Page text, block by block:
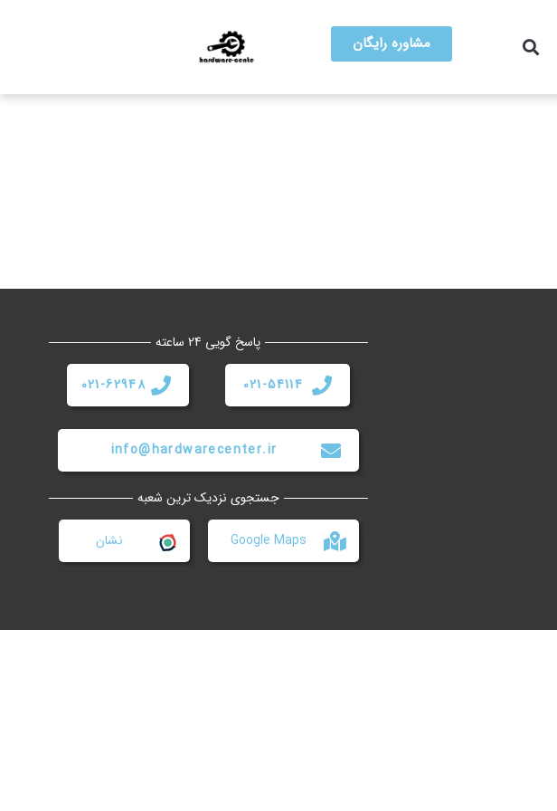
مشاوره رایگان
پاسخ گویی 24 ساعته
021-54114
021-62948
info@hardwarecenter.ir
جستجوی نزدیک ترین شعبه
Google Maps نشان